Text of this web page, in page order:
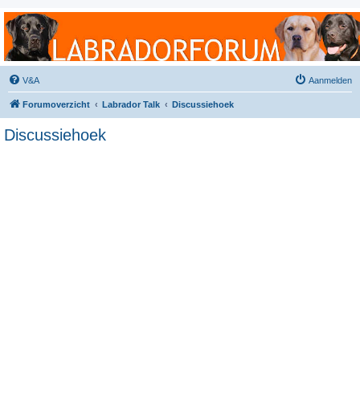
Labradorforum
Het gezelligste Labradorforum van Nederland en België!
V&A Aanmelden
Forumoverzicht Labrador Talk Discussiehoek
Discussiehoek